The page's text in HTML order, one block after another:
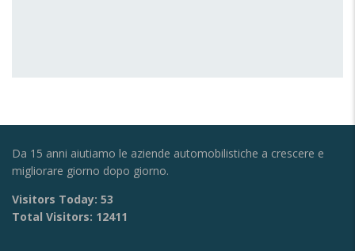
Da 15 anni aiutiamo le aziende automobilistiche a crescere e
migliorare giorno dopo giorno.
Visitors Today: 53
Total Visitors: 12411